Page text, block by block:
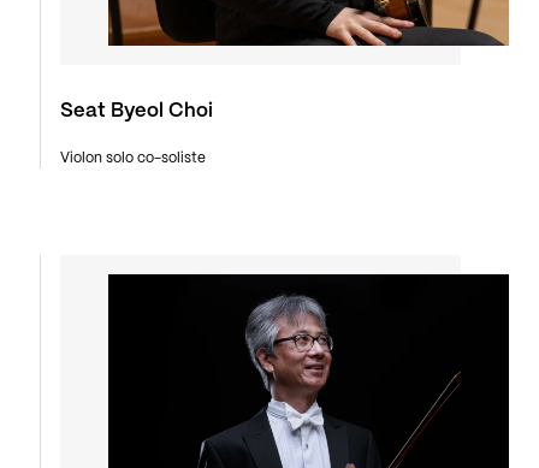
Seat Byeol Choi
Violon solo co-soliste